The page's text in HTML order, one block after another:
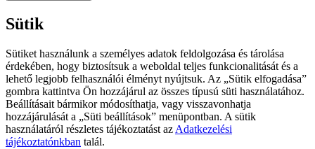
Sütik
Sütiket használunk a személyes adatok feldolgozása és tárolása
érdekében, hogy biztosítsuk a weboldal teljes funkcionalitását és a
lehető legjobb felhasználói élményt nyújtsuk. Az „Sütik elfogadása”
gombra kattintva Ön hozzájárul az összes típusú süti használatához.
Beállításait bármikor módosíthatja, vagy visszavonhatja
hozzájárulását a „Süti beállítások” menüpontban. A sütik
használatáról részletes tájékoztatást az Adatkezelési
tájékoztatónkban talál.